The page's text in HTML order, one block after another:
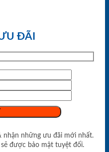
ĐÃI
những ưu đãi mới nhất.
được bảo mật tuyệt đối.